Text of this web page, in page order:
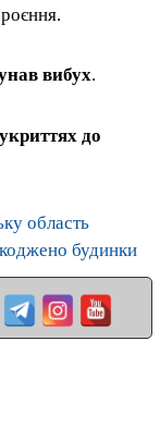
вибух.
до
область
будинки